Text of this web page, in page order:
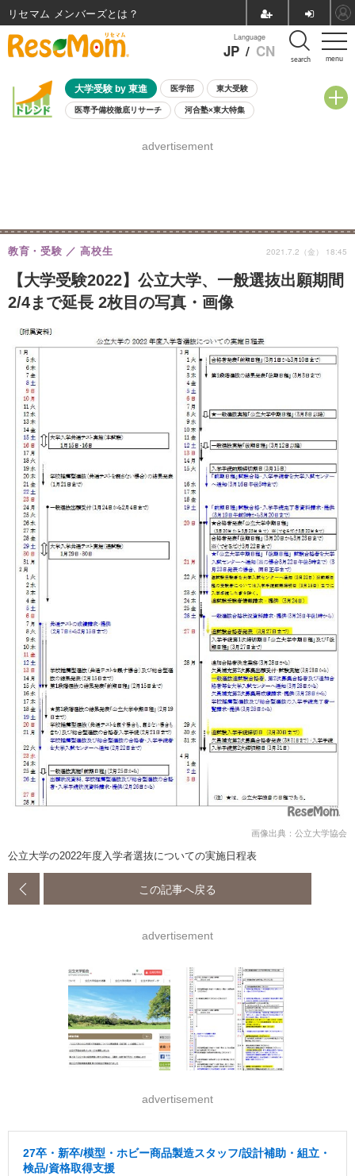
menu
Language
JP / CN search
大学受験 by 東進 医学部 東大受験
医専予備校徹底リサーチ 河合塾×東大特集
8月開催学校説明会・相談会
advertisement
【大学受験2022】公立大学、一般選抜出願期間
2/4まで延長 2枚目の写真・画像
教育・受験 高校生 2021.7.2（金） 18:45
画像出典：公立大学協会
公立大学の2022年度入学者選抜についての実施日程表
この記事へ戻る
advertisement
advertisement
27卒・新卒/模型・ホビー商品製造スタッフ/設計補助・組立・
検品/資格取得支援
リセマム メンバーズ